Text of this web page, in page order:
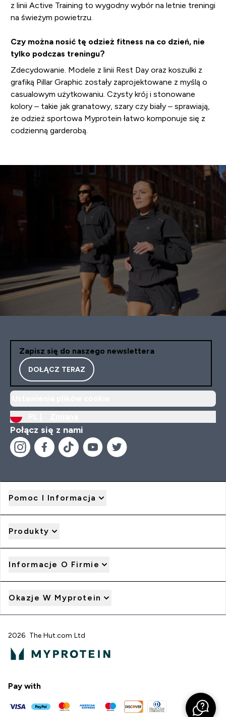
z linii Active Training to wygodny wybór na letnie treningi
na świeżym powietrzu.
Czy można nosić tę odzież fitness na co dzień, nie
tylko podczas treningu?
Zdecydowanie. Modele z linii Rest Day oraz koszulki z
grafiką Pillar Graphic zostały zaprojektowane z myślą o
casualowym użytkowaniu. Czysty krój i stonowane
kolory – takie jak granatowy, szary czy biały – sprawiają,
że odzież sportowa Myprotein łatwo komponuje się z
codzienną garderobą.
Zapisz się do naszego newslettera
DOŁĄCZ TERAZ
Połącz się z nami
Pomoc I Informacja
Produkty
Informacje O Firmie
Okazje W Myprotein
2026 The Hut.com Ltd
Pay with